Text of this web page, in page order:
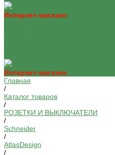
Интернет-магазин
Интернет-магазин
Главная
/
Каталог товаров
/
РОЗЕТКИ И ВЫКЛЮЧАТЕЛИ
/
Schneider
/
AtlasDesign
/